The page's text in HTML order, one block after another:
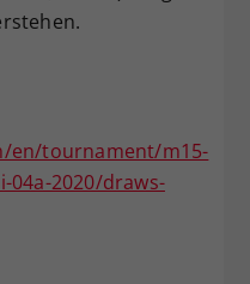
en/tournament/m15-
04a-2020/draws-